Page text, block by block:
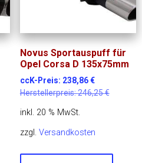
Novus Sportauspuff für
Opel Corsa D 135x75mm
ccK-Preis: 238,86€
Herstellerpreis:246,25€
inkl. 20 % MwSt.
zzgl. Versandkosten